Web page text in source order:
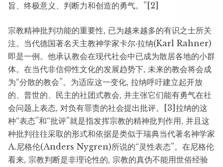
旨、终极意义、判断力和创造的勇气。”[2]
宗教精神批判功能的重要性, 已为越来越多的有识之士所关
注。当代德国著名天主教神学家卡尔·拉纳(Karl Rahner)
即是一例。他承认教会在现代社会中已成为散居各地的小群
体。在当代非信仰性文化的发展趋势下, 未来的教会将会成
为“分散的教会”。为适应这一变化, 拉纳呼吁建立起开放
的、普世的、民主的社团式教会, 并主张它们能有勇气在社
会问题上表态, 对负有罪责的社会提出批评。[3]拉纳的这
种“表态”和“批评”就是指发挥宗教的精神批判作用, 并且这
种批判往往采取的形式和依据是类似于瑞典当代著名神学家
A.尼格伦(Anders Nygren)所说的“灵性表态”。在尼格伦
看来, 宗教判断是非理论性的, 宗教的真伪不能用世俗经验